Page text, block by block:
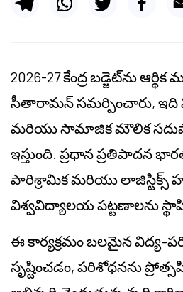
2026-27కేంద్రబడ్జెట్‌ను ఆర్థిక
సీతారామన్ సమర్పించారు, ఇది
మరియు సామాజిక మౌలిక
ఇస్తుంది. ప్రధాన ప్రతిపాదన
పారిశ్రామిక మరియు లాజిస్టిక్స్
విశ్వవిద్యాలయ పట్టణాలను
ఈ కార్యక్రమం బలమైన
సృష్టించడం, పరిశోధనను